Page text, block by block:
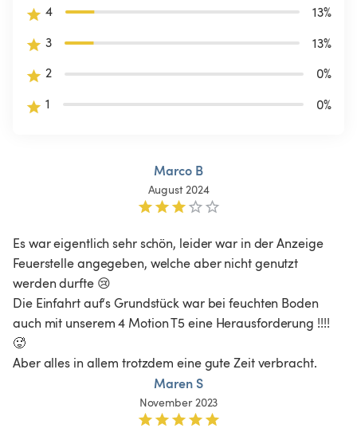
4
13%
3
13%
2
0%
1
0%
Marco B
August 2024
Es war eigentlich sehr schön, leider war in der Anzeige
Feuerstelle angegeben, welche aber nicht genutzt
werden durfte 😢
Die Einfahrt auf‘s Grundstück war bei feuchten Boden
auch mit unserem 4 Motion T5 eine Herausforderung !!!!
🥵
Aber alles in allem trotzdem eine gute Zeit verbracht.
Maren S
November 2023